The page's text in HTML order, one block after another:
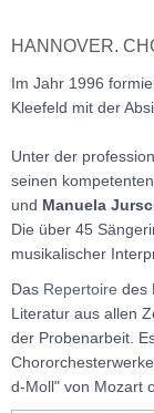
HANNOVER.
Im Jahr 1996
Kleefeld mit der
Unter der
seinen
und Manuela
Die über 45
musikalischer
Das Repertoire des
Literatur aus allen
der Probenarbeit.
d-Moll" von Mozart